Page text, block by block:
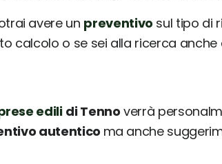
avere un preventivo sul tipo di
calcolo o se sei alla ricerca anche
edili di Tenno verrà
autentico ma anche